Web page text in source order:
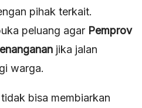
pihak terkait.
peluang agar Pemprov
jika jalan
warga.
bisa membiarkan